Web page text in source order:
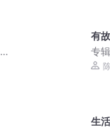
有
专辑
生